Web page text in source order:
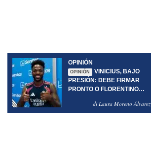
OPINIÓN
OPINIÓN
VINICIUS, BAJO
PRESIÓN: DEBE FIRMAR
PRONTO O FLORENTINO
di Laura Moreno Álvarez